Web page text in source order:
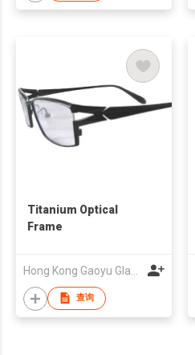
Titanium Optical
Frame
查询